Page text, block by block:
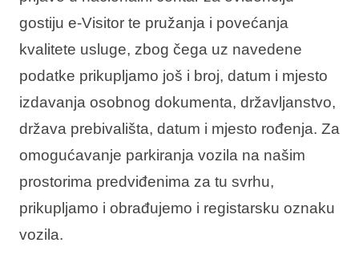
gostiju e-Visitor te pružanja i povećanja
kvalitete usluge, zbog čega uz navedene
podatke prikupljamo još i broj, datum i mjesto
izdavanja osobnog dokumenta, državljanstvo,
država prebivališta, datum i mjesto rođenja. Za
omogućavanje parkiranja vozila na našim
prostorima predviđenima za tu svrhu,
prikupljamo i obrađujemo i registarsku oznaku
vozila.